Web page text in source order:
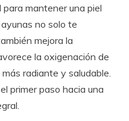
mantener una piel
no solo te
mejora la
la oxigenación de
radiante y saludable.
primer paso hacia una